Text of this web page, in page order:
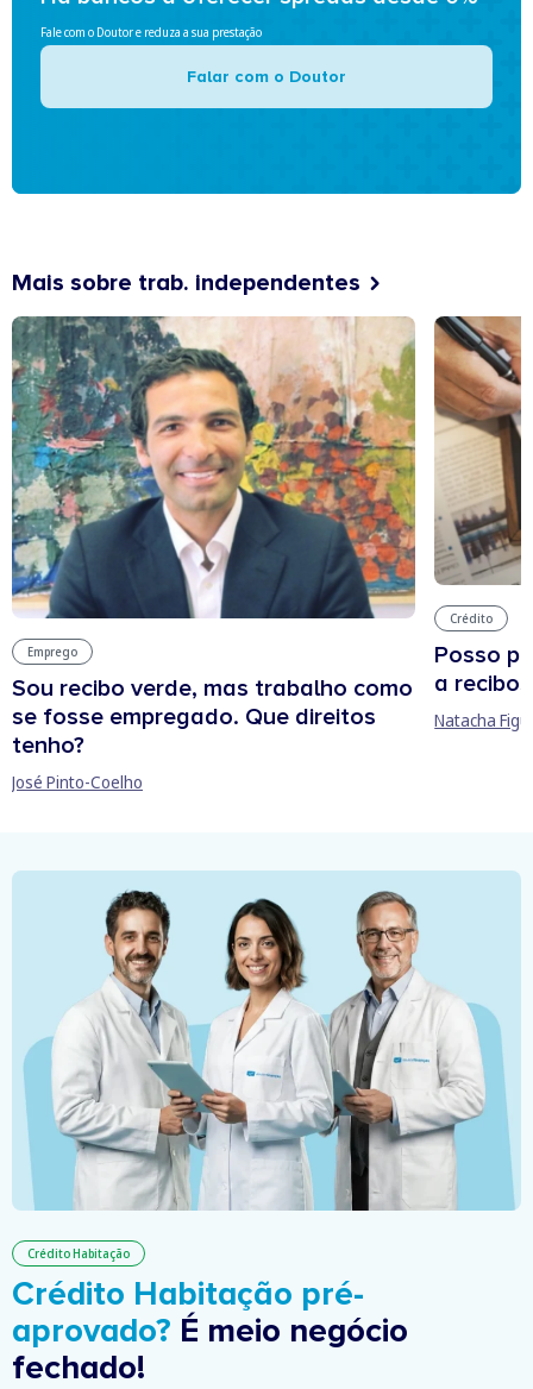
Fale com o Doutor e reduza a sua prestação
Falar com o Doutor
Mais sobre trab. independentes
Emprego
Sou recibo verde, mas trabalho como
se fosse empregado. Que direitos
tenho?
José Pinto-Coelho
Crédito
Posso
a
Natacha
Crédito Habitação
Crédito Habitação pré-
aprovado? É meio negócio
fechado!